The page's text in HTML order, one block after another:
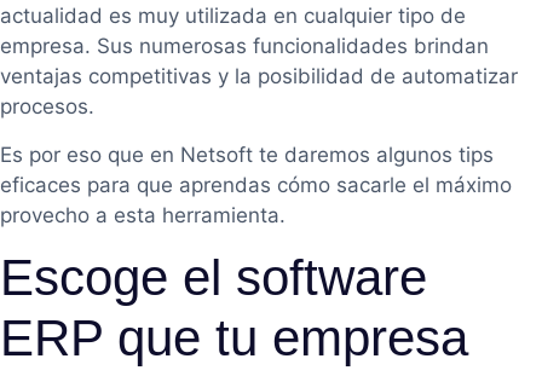
actualidad es muy utilizada en cualquier tipo de
empresa. Sus numerosas funcionalidades brindan
ventajas competitivas y la posibilidad de automatizar
procesos.
Es por eso que en Netsoft te daremos algunos tips
eficaces para que aprendas cómo sacarle el máximo
provecho a esta herramienta.
Escoge el software
ERP que tu empresa